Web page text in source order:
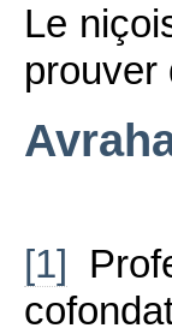
Le
prouver
[1]